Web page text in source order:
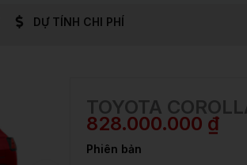
DỰ TÍNH CHI PHÍ
TOYOTA
828.000.000 ₫
Phiên bản